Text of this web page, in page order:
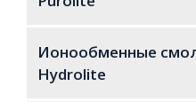
Ионообменные
Hydrolite